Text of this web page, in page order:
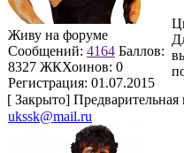
Живу на форуме
Сообщений: 4164 Баллов:
8327 ЖКХоинов: 0
Регистрация: 01.07.2015
[ Закрыто]
ukssk@mail.ru